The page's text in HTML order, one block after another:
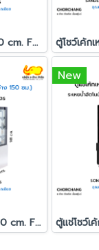
ตู้แช่โชว์เค้กเหลี่ยม 90 cm. FRESHER รุ่น FR-900S
ตู้แช่โชว์เค้กเหลี่ยม 150 cm. FRESHER รุ่น FR-1500S
New